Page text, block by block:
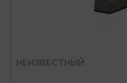
НЕИЗВЕСТНЫЙ